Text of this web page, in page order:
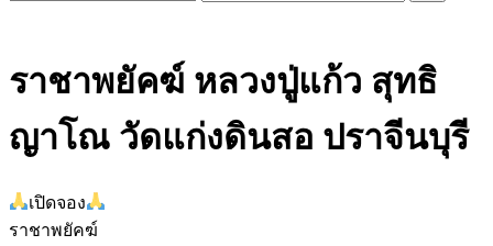
ราชาพยัคฆ์ หลวงปู่แก้ว สุทธิ
ญาโณ วัดแก่งดินสอ ปราจีนบุรี
เปิดจอง
ราชาพยัคฆ์